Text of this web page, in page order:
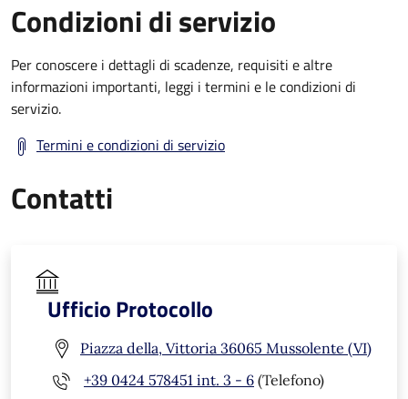
Condizioni di servizio
Per conoscere i dettagli di scadenze, requisiti e altre
informazioni importanti, leggi i termini e le condizioni di
servizio.
Termini e condizioni di servizio
Contatti
Ufficio Protocollo
Piazza della, Vittoria 36065 Mussolente (VI)
+39 0424 578451 int. 3 - 6 (Telefono)